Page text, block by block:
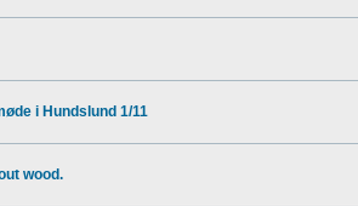
i Hundslund 1/11
wood.